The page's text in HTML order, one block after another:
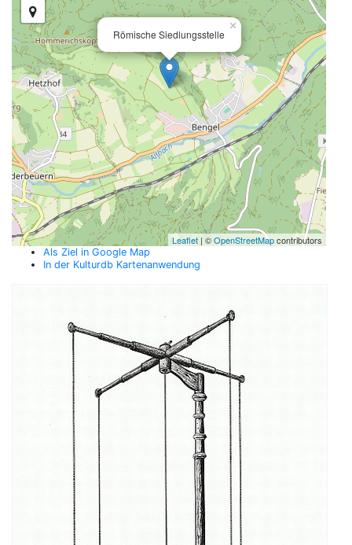
Römische Siedlungsstelle
×
Leaflet | ©OpenStreetMapcontributors
Als Ziel in Google Map
In der Kulturdb Kartenanwendung